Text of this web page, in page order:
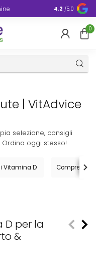
giorni in tutta 4.2 /5.0
0
| VitAdvice
selezione, consigli
oggi stesso!
Vitamina D Compressa
D per la
&